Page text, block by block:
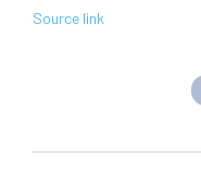
Source link